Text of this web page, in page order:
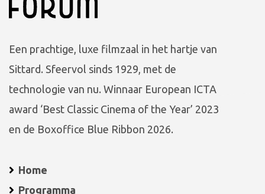
Een prachtige, luxe filmzaal in het hartje van
Sittard. Sfeervol sinds 1929, met de
technologie van nu. Winnaar European ICTA
award ‘Best Classic Cinema of the Year’ 2023
en de Boxoffice Blue Ribbon 2026.
Home
Programma